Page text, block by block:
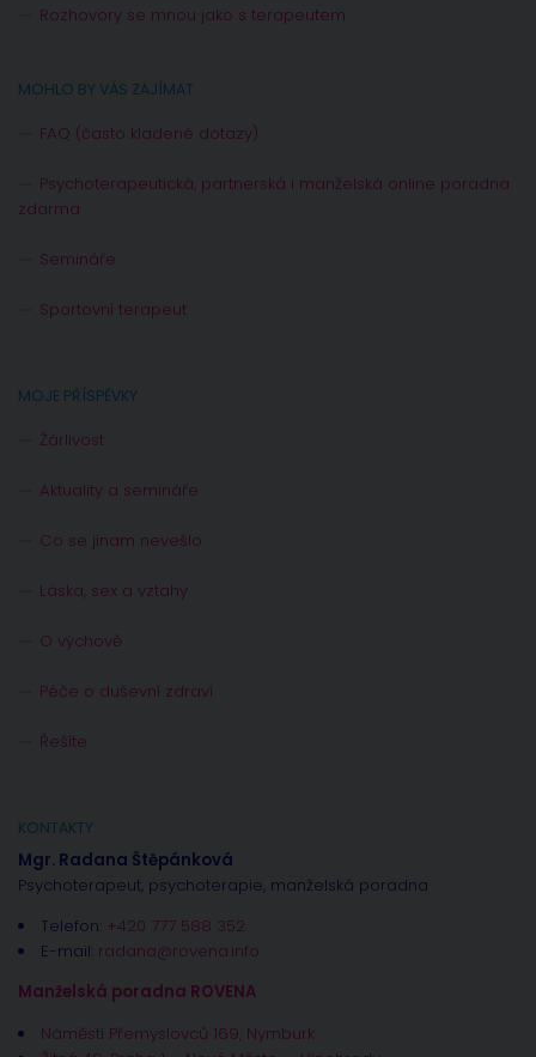
Rozhovory se mnou jako s terapeutem
MOHLO BY VÁS ZAJÍMAT
FAQ (často kladené dotazy)
Psychoterapeutická, partnerská i manželská online poradna
zdarma
Semináře
Sportovní terapeut
MOJE PŘÍSPĚVKY
Žárlivost
Aktuality a semináře
Co se jinam nevešlo
Láska, sex a vztahy
O výchově
Péče o duševní zdraví
Řešíte
KONTAKTY
Mgr. Radana Štěpánková
Psychoterapeut, psychoterapie, manželská poradna
Telefon: +420 777 588 352
E-mail: radana@rovena.info
Manželská poradna ROVENA
Náměstí Přemyslovců 169, Nymburk